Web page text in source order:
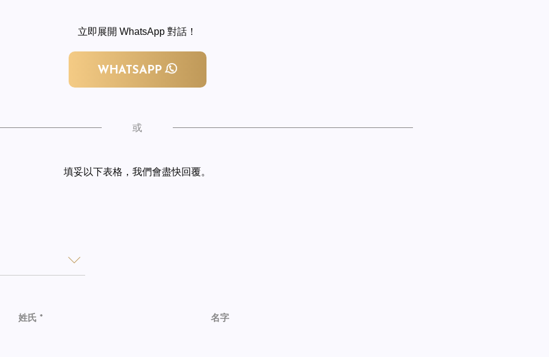
立即展開 WhatsApp 對話！
WHATSAPP
或
填妥以下表格，我們會盡快回覆。
姓氏 * 名字